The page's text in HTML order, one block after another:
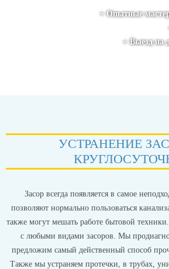
+ Опытные
+ Выезд на
УСТРАНЕНИЕ
Засор всегда появляется в самое
позволяют нормально пользоваться
также могут мешать работе бытовой
с любыми видами засоров. Мы
предложим самый действенный способ
Также мы устраняем протечки, в трубах,